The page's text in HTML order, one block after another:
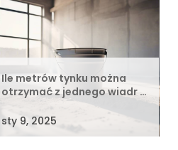
Ile metrów tynku można
otrzymać z jednego wiadr …
sty 9, 2025